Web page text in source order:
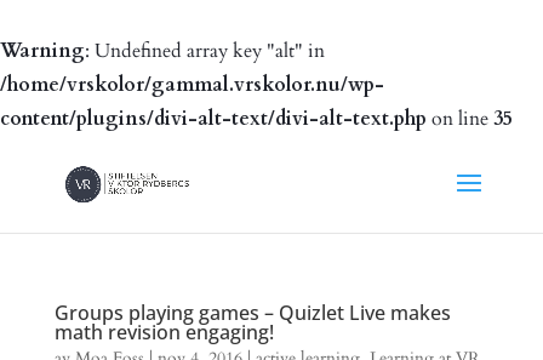
Warning: Undefined array key "alt" in
/home/vrskolor/gammal.vrskolor.nu/wp-
content/plugins/divi-alt-text/divi-alt-text.php on line35
Groups playing games – Quizlet Live makes
math revision engaging!